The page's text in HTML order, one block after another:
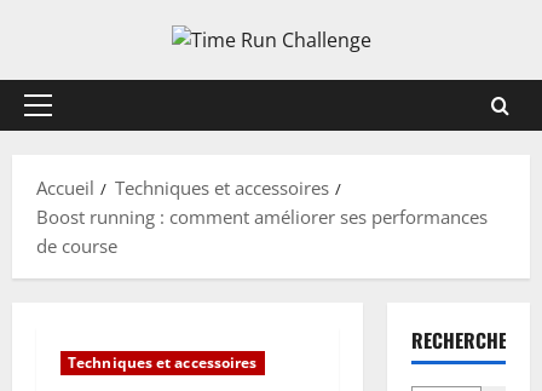
contenu
Menu
Accueil
Techniques et accessoires
Boost running : comment améliorer ses performances
de course
Techniques et accessoires
RECHERCHER